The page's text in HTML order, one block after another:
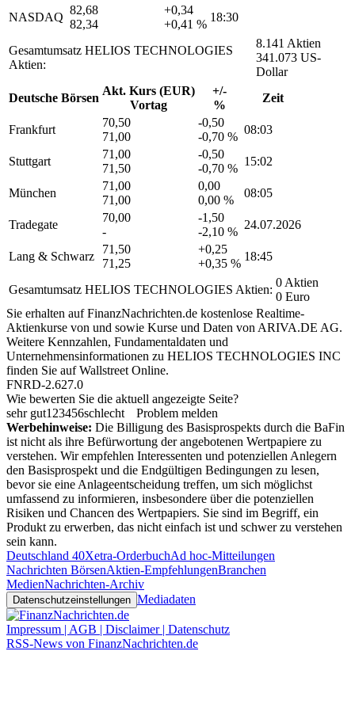
NASDAQ
82,68
82,34
+0,34
+0,41 %
18:30
Gesamtumsatz HELIOS TECHNOLOGIES
Aktien:
8.141 Aktien
341.073 US-
Dollar
Deutsche Börsen
Akt. Kurs (EUR)
Vortag
+/-
%
Zeit
Frankfurt
70,50
71,00
-0,50
-0,70 %
08:03
Stuttgart
71,00
71,50
-0,50
-0,70 %
15:02
München
71,00
71,00
0,00
0,00 %
08:05
Tradegate
70,00
-
-1,50
-2,10 %
24.07.2026
Lang & Schwarz
71,50
71,25
+0,25
+0,35 %
18:45
Gesamtumsatz HELIOS TECHNOLOGIES Aktien:
0 Aktien
0 Euro
Sie erhalten auf FinanzNachrichten.de kostenlose Realtime-
Aktienkurse von und sowie Kurse und Daten von ARIVA.DE AG.
Weitere Kennzahlen, Fundamentaldaten und
Unternehmensinformationen zu HELIOS TECHNOLOGIES INC
finden Sie aufWallstreet Online.
FNRD-2.627.0
Wie bewerten Sie die aktuell angezeigte Seite?
sehr gut1 23456schlecht
Problem melden
Werbehinweise: Die Billigung des Basisprospekts durch die BaFin
ist nicht als ihre Befürwortung der angebotenen Wertpapiere zu
verstehen. Wir empfehlen Interessenten und potenziellen Anlegern
den Basisprospekt und die Endgültigen Bedingungen zu lesen,
bevor sie eine Anlageentscheidung treffen, um sich möglichst
umfassend zu informieren, insbesondere über die potenziellen
Risiken und Chancen des Wertpapiers. Sie sind im Begriff, ein
Produkt zu erwerben, das nicht einfach ist und schwer zu verstehen
sein kann.
Deutschland 40Xetra-OrderbuchAd hoc-Mitteilungen
Nachrichten BörsenAktien-EmpfehlungenBranchen
MedienNachrichten-Archiv
Datenschutzeinstellungen Mediadaten
Impressum | AGB | Disclaimer | Datenschutz
RSS-News von FinanzNachrichten.de